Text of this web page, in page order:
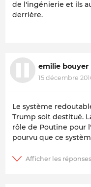
de l'ingénierie et ils
derrière.
emilie bouyer
15 décembre
Le système
Trump soit destitué.
rôle de Poutine pour
pourvu que ce